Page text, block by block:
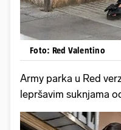
Foto: Red Valentino
Army parka u Red
lepršavim suknjama